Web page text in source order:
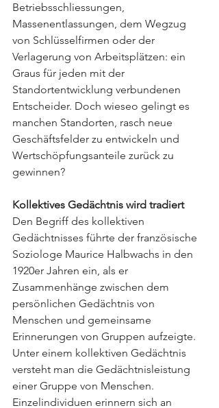
Betriebsschliessungen,
Massenentlassungen, dem Wegzug
von Schlüsselfirmen oder der
Verlagerung von Arbeitsplätzen: ein
Graus für jeden mit der
Standortentwicklung verbundenen
Entscheider. Doch wieseo gelingt es
manchen Standorten, rasch neue
Geschäftsfelder zu entwickeln und
Wertschöpfungsanteile zurück zu
gewinnen?
Kollektives Gedächtnis wird tradiert
Den Begriff des kollektiven
Gedächtnisses führte der französische
Soziologe Maurice Halbwachs in den
1920er Jahren ein, als er
Zusammenhänge zwischen dem
persönlichen Gedächtnis von
Menschen und gemeinsame
Erinnerungen von Gruppen aufzeigte.
Unter einem kollektiven Gedächtnis
versteht man die Gedächtnisleistung
einer Gruppe von Menschen.
Einzelindividuen erinnern sich an